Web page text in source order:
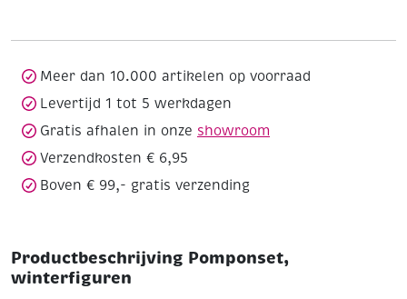
Meer dan 10.000 artikelen op voorraad
Levertijd 1 tot 5 werkdagen
Gratis afhalen in onze showroom
Verzendkosten € 6,95
Boven € 99,- gratis verzending
Productbeschrijving Pomponset,
winterfiguren